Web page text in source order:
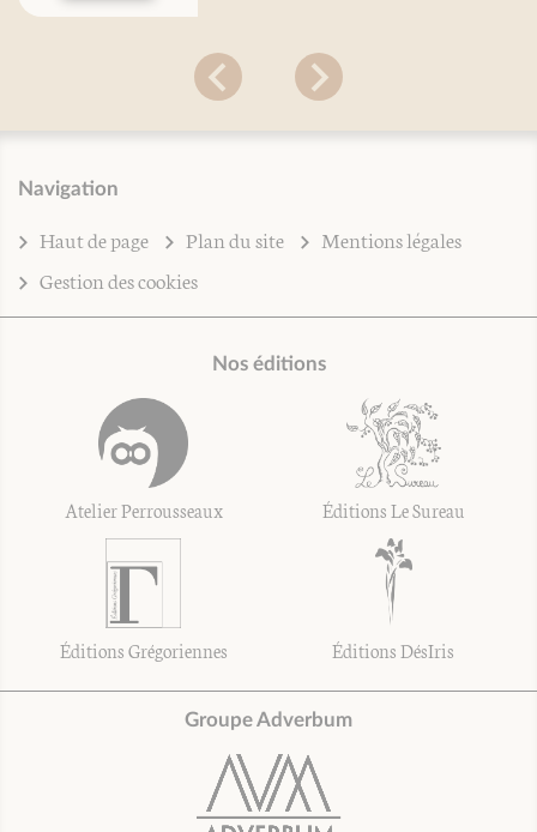
Navigation
Haut de page Plan du site
Mentions légales
Gestion des cookies
Nos éditions
Atelier Perrousseaux Éditions Le Sureau
Éditions Grégoriennes Éditions DésIris
Groupe Adverbum